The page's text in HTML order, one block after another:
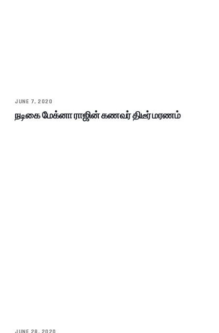
JUNE 7, 2020
நடிகை மேக்னா ராஜின் கணவர் திடீர் மரணம்